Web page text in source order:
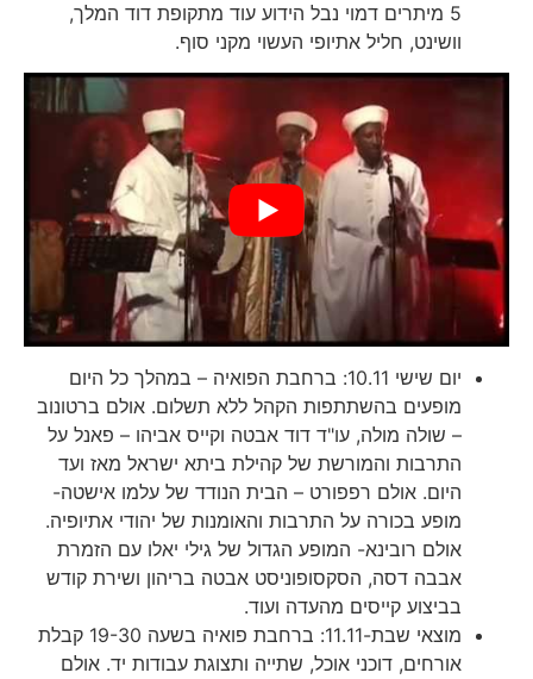
5 מיתרים דמוי נבל הידוע עוד מתקופת דוד המלך,
וושינט, חליל אתיופי העשוי מקני סוף.
יום שישי 10.11: ברחבת הפואיה – במהלך כל היום
מופעים בהשתתפות הקהל ללא תשלום. אולם ברטונוב
– שולה מולה, עו"ד דוד אבטה וקייס אביהו – פאנל על
התרבות והמורשת של קהילת ביתא ישראל מאז ועד
היום. אולם רפפורט – הבית הנודד של עלמו אישטה-
מופע בכורה על התרבות והאומנות של יהודי אתיופיה.
אולם רובינא- המופע הגדול של גילי יאלו עם הזמרת
אבבה דסה, הסקסופוניסט אבטה בריהון ושירת קודש
בביצוע קייסים מהעדה ועוד.
מוצאי שבת-11.11: ברחבת פואיה בשעה 19-30 קבלת
אורחים, דוכני אוכל, שתייה ותצוגת עבודות יד. אולם